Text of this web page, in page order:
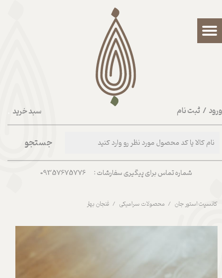
سبد خرید / ثبت نام
حساب کاربری من
تغییر گذر واژه
شماره تماس برای پیگیری سفارشات : 09357675776
جستجو
کانسپت استور جان محصولات سرامیکی فنجان بهار